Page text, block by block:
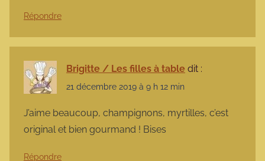
Répondre
Brigitte / Les filles à table dit :
21 décembre 2019 à 9 h 12 min
J’aime beaucoup, champignons, myrtilles, c’est
original et bien gourmand ! Bises
Répondre